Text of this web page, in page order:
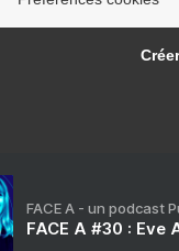
FACE A - un podcast
FACE A #30 :